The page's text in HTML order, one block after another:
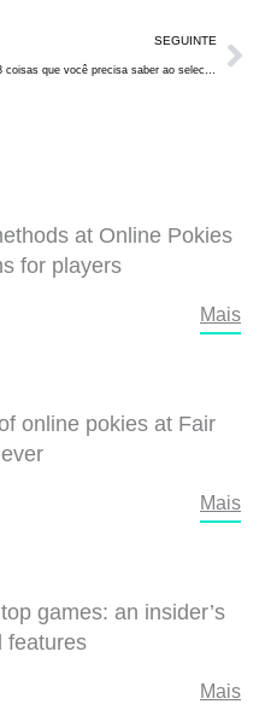
SEGUINTE
8 coisas que você precisa saber ao selecionar os materiais adequados para a chapa de alumínio anodizado arquitetônico
at Online Pokies
for players
Mais
online pokies at Fair
Mais
games: an insider’s
features
Mais